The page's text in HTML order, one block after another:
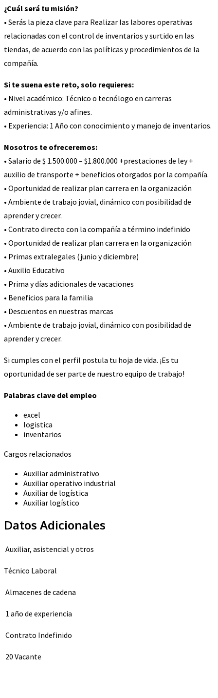
¿Cuál será tu misión?
• Serás la pieza clave para Realizar las labores operativas
relacionadas con el control de inventarios y surtido en las
tiendas, de acuerdo con las políticas y procedimientos de la
compañía.
Si te suena este reto, solo requieres:
• Nivel académico: Técnico o tecnólogo en carreras
administrativas y/o afines.
• Experiencia: 1 Año con conocimiento y manejo de inventarios.
Nosotros te ofreceremos:
• Salario de $ 1.500.000 – $1.800.000 +prestaciones de ley +
auxilio de transporte + beneficios otorgados por la compañía.
• Oportunidad de realizar plan carrera en la organización
• Ambiente de trabajo jovial, dinámico con posibilidad de
aprender y crecer.
• Contrato directo con la compañía a término indefinido
• Oportunidad de realizar plan carrera en la organización
• Primas extralegales (junio y diciembre)
• Auxilio Educativo
• Prima y días adicionales de vacaciones
• Beneficios para la familia
• Descuentos en nuestras marcas
• Ambiente de trabajo jovial, dinámico con posibilidad de
aprender y crecer.
Si cumples con el perfil postula tu hoja de vida. ¡Es tu
oportunidad de ser parte de nuestro equipo de trabajo!
Palabras clave del empleo
excel
logistica
inventarios
Cargos relacionados
Auxiliar administrativo
Auxiliar operativo industrial
Auxiliar de logística
Auxiliar logístico
Datos Adicionales
Auxiliar, asistencial y otros
Técnico Laboral
Almacenes de cadena
1 año de experiencia
Contrato Indefinido
20 Vacante